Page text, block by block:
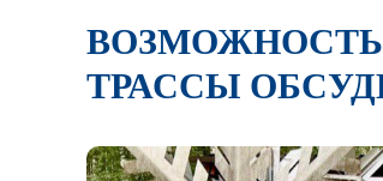
ТРАССЫ